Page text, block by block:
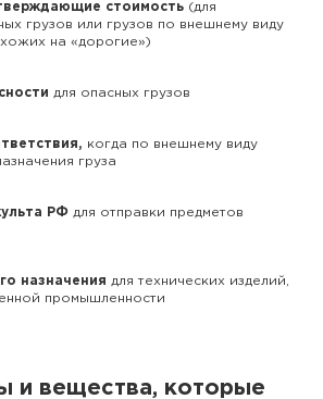
стоимость (для
грузов или грузов по внешнему виду
на «дорогие»)
для опасных грузов
когда по внешнему виду
груза
РФ для отправки предметов
назначения для технических изделий,
промышленности
и вещества, которые